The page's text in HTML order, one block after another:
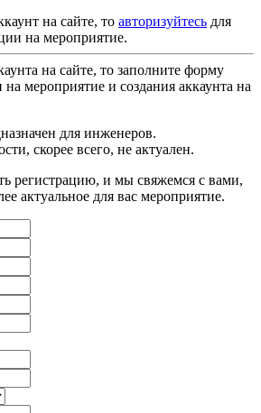
на сайте, то авторизуйтесь для
на мероприятие.
на сайте, то заполните форму
мероприятие и создания аккаунта на
для инженеров.
скорее всего, не актуален.
регистрацию, и мы свяжемся с вами,
актуальное для вас мероприятие.